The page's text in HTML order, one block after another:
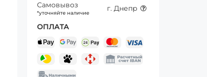
Самовывоз
*уточняйте наличие
г. Днепр
ОПЛАТА